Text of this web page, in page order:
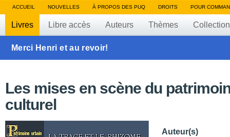
ACCUEIL NOUVELLES À PROPOS DES PUQ DROITS POUR
Livres Libre accès Auteurs Thèmes
Merci Henri et au revoir!
Les mises en scène du
culturel
Auteur(s)